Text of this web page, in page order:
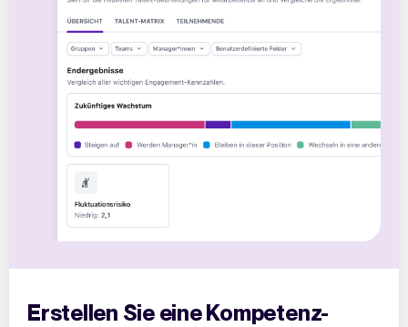
Erstellen Sie eine Kompetenz-